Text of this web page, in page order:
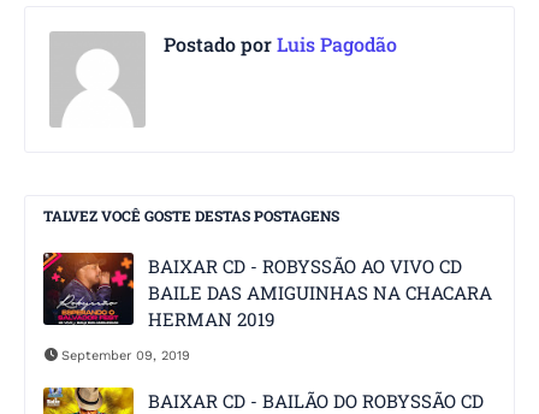
Postado porLuis Pagodão
TALVEZ VOCÊ GOSTE DESTAS POSTAGENS
BAIXAR CD - ROBYSSÃO AO VIVO CD
BAILE DAS AMIGUINHAS NA CHACARA
HERMAN 2019
September 09, 2019
BAIXAR CD - BAILÃO DO ROBYSSÃO CD